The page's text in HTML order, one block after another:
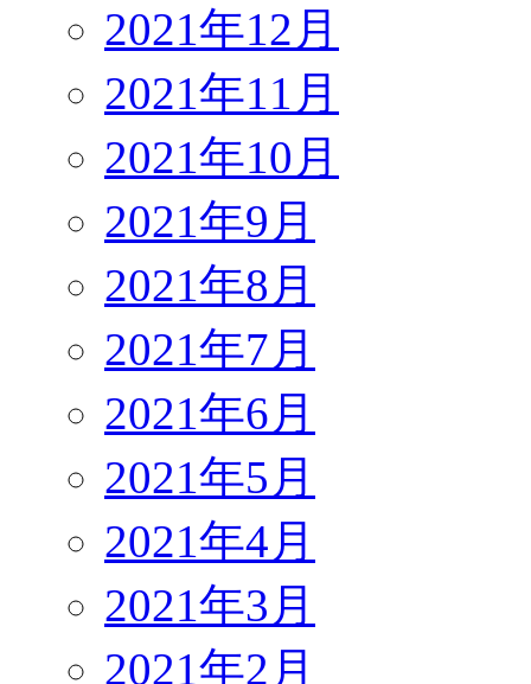
2021年12月
2021年11月
2021年10月
2021年9月
2021年8月
2021年7月
2021年6月
2021年5月
2021年4月
2021年3月
2021年2月